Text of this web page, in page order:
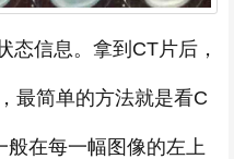
态信息。拿到CT片后，
最简单的方法就是看C
在每一幅图像的左上